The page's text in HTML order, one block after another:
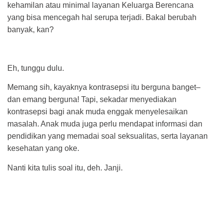
kehamilan atau minimal layanan Keluarga Berencana
yang bisa mencegah hal serupa terjadi. Bakal berubah
banyak, kan?
Eh, tunggu dulu.
Memang sih, kayaknya kontrasepsi itu berguna banget–
dan emang berguna! Tapi, sekadar menyediakan
kontrasepsi bagi anak muda enggak menyelesaikan
masalah. Anak muda juga perlu mendapat informasi dan
pendidikan yang memadai soal seksualitas, serta layanan
kesehatan yang oke.
Nanti kita tulis soal itu, deh. Janji.